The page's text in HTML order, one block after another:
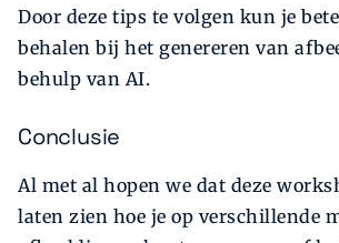
Door deze tips te volgen kun je
behalen bij het genereren van
behulp van AI.
Conclusie
Al met al hopen we dat deze
laten zien hoe je op verschillende